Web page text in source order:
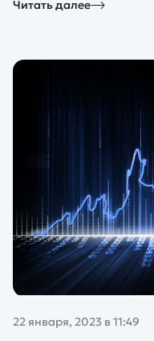
Читать далее
22 января, 2023 в 11:49